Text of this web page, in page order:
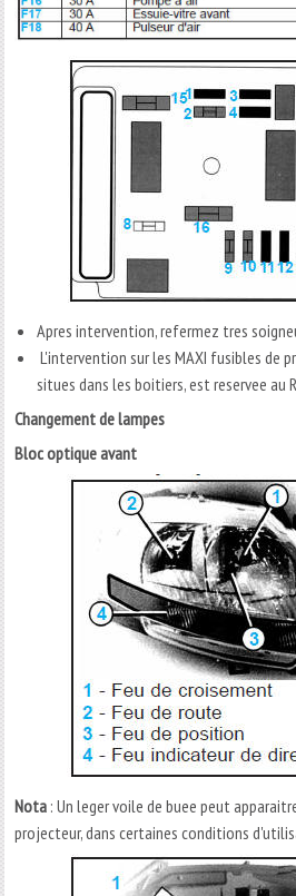
Apres intervention, refermez tres
L'intervention sur les MAXI fusibles de
situes dans les boitiers, est reservee au
Changement de lampes
Bloc optique avant
Nota : Un leger voile de buee peut
projecteur, dans certaines conditions